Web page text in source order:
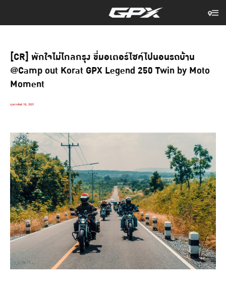
[CR] พักใจไม่ไกลกรุง ขี่มอเตอร์ไซค์ไปนอนรถบ้าน
@Camp out Korat GPX Legend 250 Twin by Moto
Moment
กุมภาพันธ์ 18, 2021